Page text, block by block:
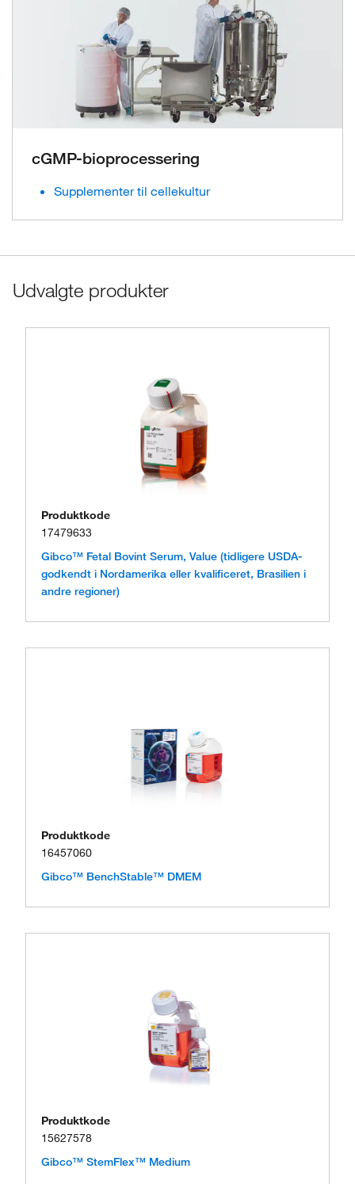
cGMP-bioprocessering
Supplementer til cellekultur
Udvalgte produkter
Produktkode
17479633
Gibco™ Fetal Bovint Serum, Value (tidligere USDA-
godkendt i Nordamerika eller kvalificeret, Brasilien i
andre regioner)
Produktkode
16457060
Gibco™ BenchStable™ DMEM
Produktkode
15627578
Gibco™ StemFlex™ Medium